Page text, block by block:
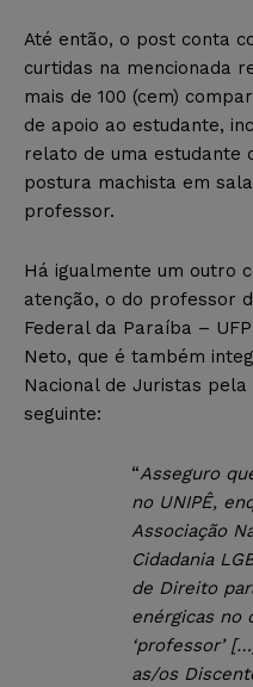
Até então, o post conta
curtidas na mencionada
mais de 100 (cem)
de apoio ao estudante,
relato de uma estudante
postura machista em
professor.
Há igualmente um outro
atenção, o do professor
Federal da Paraíba –
Neto, que é também
Nacional de Juristas pela
seguinte:
“Asseguro
no UNIPÊ,
Associação
Cidadania
de Direito
enérgicas no
‘professor’
as/os